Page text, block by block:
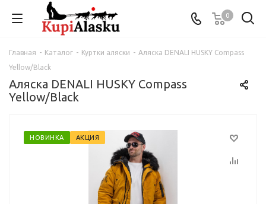
0
Главная - Каталог - Куртки аляски - Аляска DENALI HUSKY Compass
Yellow/Black
Аляска DENALI HUSKY Compass
Yellow/Black
НОВИНКА АКЦИЯ